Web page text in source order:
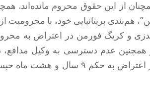
از این حقوق محروم مانده‌اند.
هم‌بندی بریتانیایی خود، با محرومیت
و کریگ فورمن در اعتراض به
همچنین عدم دسترسی به وکیل
همچنین “غزل مرزبان” نیز در اعتراض